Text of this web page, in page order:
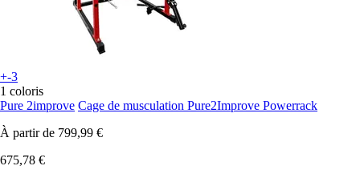
+-3
1 coloris
Pure 2improve Cage de musculation Pure2Improve Powerrack
À partir de 799,99 €
675,78 €